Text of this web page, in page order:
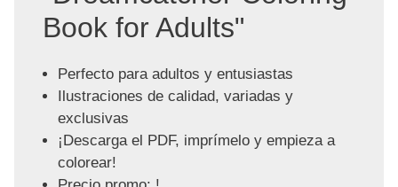
Book for Adults"
Perfecto para adultos y entusiastas
Ilustraciones de calidad, variadas y
exclusivas
¡Descarga el PDF, imprímelo y empieza a
colorear!